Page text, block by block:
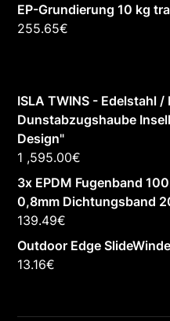
EP-Grundierung 10 kg
255.65€
ISLA TWINS - Edelstahl /
Dunstabzugshaube
Design"
1 ,595.00€
3x EPDM Fugenband
0,8mm Dichtungsband
139.49€
Outdoor Edge
13.16€